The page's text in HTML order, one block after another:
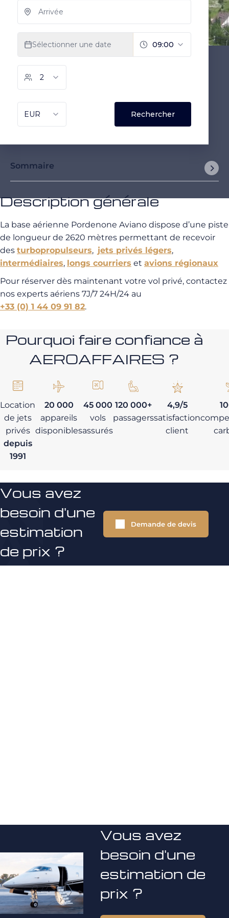
Sommaire
Description générale
La base aérienne Pordenone Aviano dispose d’une piste
de longueur de 2620 mètres permettant de recevoir
des turbopropulseurs, jets privés légers,
intermédiaires, longs courriers et avions régionaux
Pour réserver dès maintenant votre vol privé, contactez
nos experts aériens 7J/7 24H/24 au
+33 (0) 1 44 09 91 82.
Pourquoi faire confiance à
AEROAFFAIRES ?
Location
de jets
privés
depuis
1991
20 000
appareils
disponibles
45 000
vols
assurés
120 000+
passagers
4,9/5
satisfaction
client
Vous avez
besoin d'une
estimation
de prix ?
Demande de devis
Vous avez
besoin d'une
estimation de
prix ?